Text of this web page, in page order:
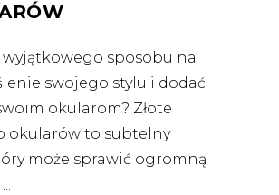
wyjątkowego sposobu na
swojego stylu i dodać
okularom? Złote
okularów to subtelny
może sprawić ogromną